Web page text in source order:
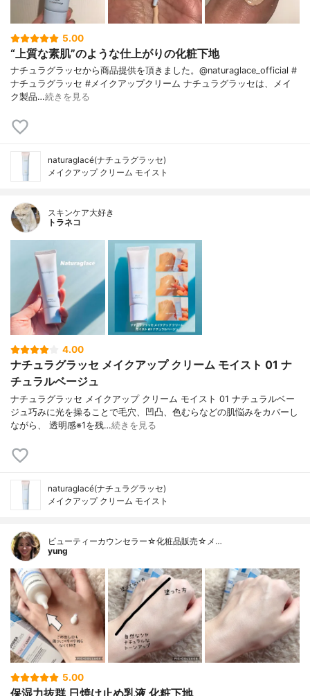
5.00
“上質な素肌”のような仕上がりの化粧下地
ナチュラグラッセから商品提供を頂きました。@naturaglace_official #
ナチュラグラッセ #メイクアップクリーム ナチュラグラッセは、メイ
ク製品…続きを見る
naturaglacé(ナチュラグラッセ)
メイクアップ クリーム モイスト
スキンケア大好き
トラネコ
4.00
ナチュラグラッセ メイクアップ クリーム モイスト 01 ナ
チュラルベージュ
ナチュラグラッセ メイクアップ クリーム モイスト 01 ナチュラルベー
ジュ巧みに光を操ることで毛穴、凹凸、色むらなどの肌悩みをカバーし
ながら、 透明感※1を残…続きを見る
naturaglacé(ナチュラグラッセ)
メイクアップ クリーム モイスト
ビューティーカウンセラー☆化粧品販売☆メ…
yung
5.00
保湿力抜群 日焼け止め乳液 化粧下地